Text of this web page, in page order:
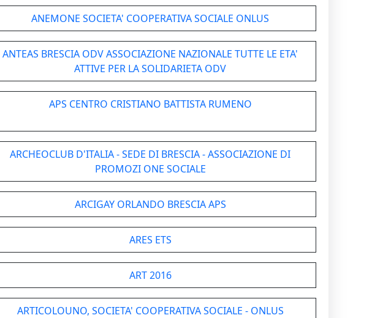
ANEMONE SOCIETA' COOPERATIVA SOCIALE ONLUS
ANTEAS BRESCIA ODV ASSOCIAZIONE NAZIONALE TUTTE LE ETA'
ATTIVE PER LA SOLIDARIETA ODV
APS CENTRO CRISTIANO BATTISTA RUMENO
ARCHEOCLUB D'ITALIA - SEDE DI BRESCIA - ASSOCIAZIONE DI
PROMOZI ONE SOCIALE
ARCIGAY ORLANDO BRESCIA APS
ARES ETS
ART 2016
ARTICOLOUNO, SOCIETA' COOPERATIVA SOCIALE - ONLUS